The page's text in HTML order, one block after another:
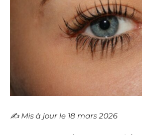
✍️​ Mis à jour le 18 mars 2026